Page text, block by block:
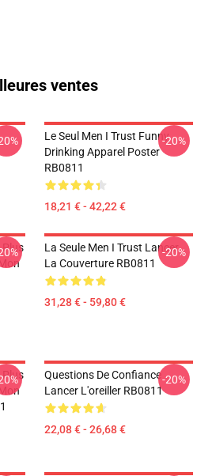
ventes
Le Seul Men I Trust Funny
Drinking Apparel Poster
RB0811
18,21 € - 42,22 €
-20%
Plus
La Seule Men I Trust Lancer
La Couverture RB0811
31,28 € - 59,80 €
-20%
Plus
Questions De Confiance
Lancer L'oreiller RB0811
22,08 € - 26,68 €
-20%